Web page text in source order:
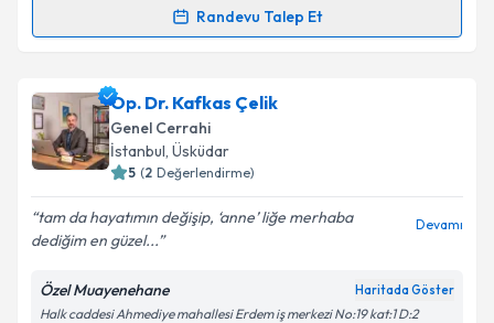
Randevu Talep Et
takvim hazırlandığında e-posta ile bilgilendireceğiz.
E-posta Adresiniz
Kişisel verilerimin işlenmesine ilişkin
kapsamda işlenmesini kabul ediyorum.
Op. Dr. Kafkas Çelik
Genel Cerrahi
İstanbul, Üsküdar
5 (2 Değerlendirme)
tam da hayatımın değişip, ‘anne’ liğe merhaba
dediğim en güzel...
Devamı
Özel Muayenehane Haritada Göster
Halk caddesi Ahmediye mahallesi Erdem iş merkezi No:19 kat:1 D:2